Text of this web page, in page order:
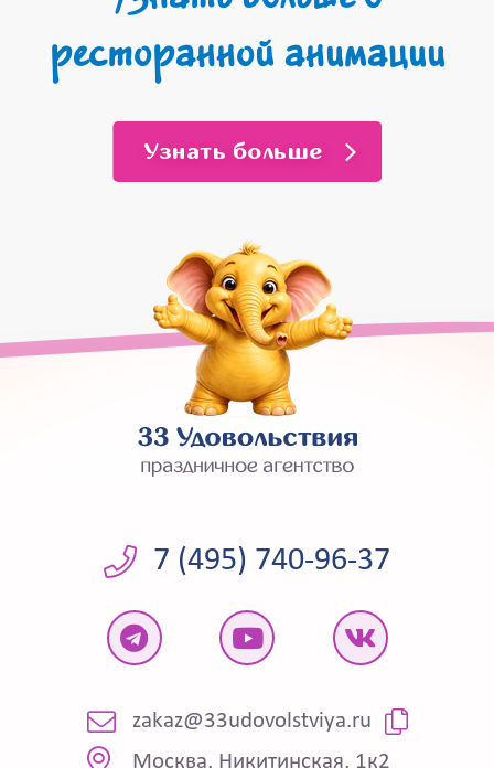
ресторанной анимации
Узнать больше
7 (495) 740-96-37
zakaz@33udovolstviya.ru
Москва, Никитинская, 1к2